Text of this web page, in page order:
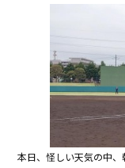
本日、怪しい天気の中、